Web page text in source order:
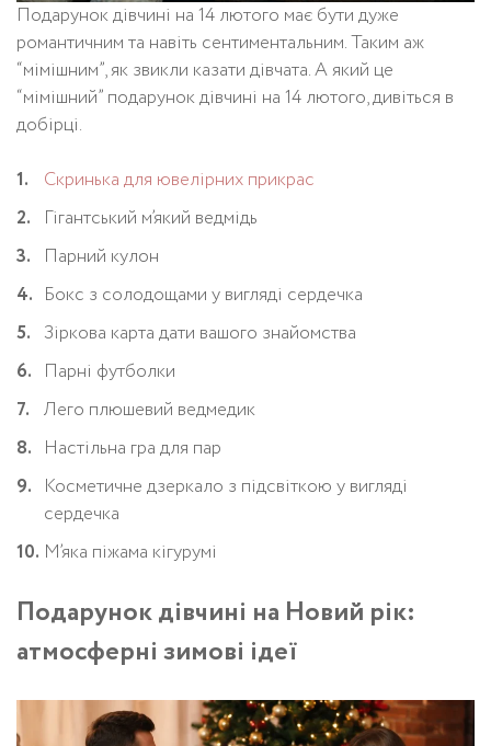
Подарунок дівчині на 14 лютого має бути дуже
романтичним та навіть сентиментальним. Таким аж
“мімішним”, як звикли казати дівчата. А який це
“мімішний” подарунок дівчині на 14 лютого, дивіться в
добірці.
Скринька для ювелірних прикрас
Гігантський м’який ведмідь
Парний кулон
Бокс з солодощами у вигляді сердечка
Зіркова карта дати вашого знайомства
Парні футболки
Лего плюшевий ведмедик
Настільна гра для пар
Косметичне дзеркало з підсвіткою у вигляді
сердечка
М’яка піжама кігурумі
Подарунок дівчині на Новий рік:
атмосферні зимові ідеї